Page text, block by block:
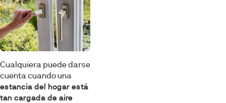
Cualquiera puede darse
cuenta cuando una
estancia del hogar está
tan cargada de aire